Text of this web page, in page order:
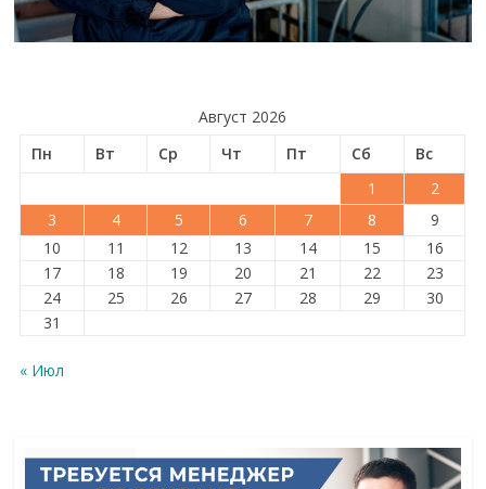
Август 2026
Пн
Вт Ср Чт Пт Сб
Вс
1
2
3
4 5 6 7 8
9
10
11 12 13 14 15
16
17
18 19 20 21 22
23
24
25 26 27 28 29
30
31
« Июл